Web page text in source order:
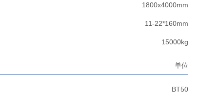
1800x4000mm
11-22*160mm
15000kg
单位
BT50